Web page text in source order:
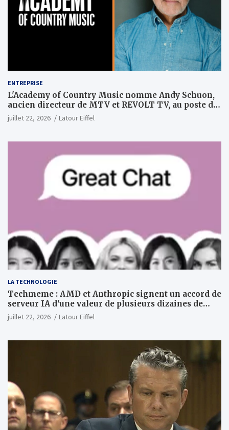
ENTREPRISE
L'Academy of Country Music nomme Andy Schuon,
ancien directeur de MTV et REVOLT TV, au poste de
PDG
juillet 22, 2026 Latour Eiffel
LA TECHNOLOGIE
Techmeme : AMD et Anthropic signent un accord de
serveur IA d'une valeur de plusieurs dizaines de
milliards ; Anthropic achètera jusqu'à 2 GW de puces
MI450 à partir du premier semestre 2027 et AMD
(Wall Street Journal)
juillet 22, 2026 Latour Eiffel